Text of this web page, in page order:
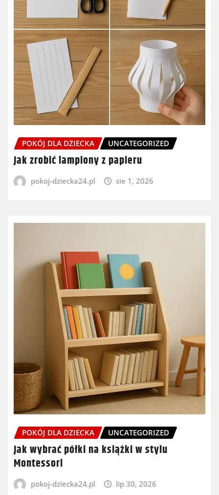
POKÓJ DLA DZIECKA UNCATEGORIZED
Jak zrobić lampiony z papieru
pokoj-dziecka24.pl sie 1, 2026
POKÓJ DLA DZIECKA UNCATEGORIZED
Jak wybrać półki na książki w stylu
Montessori
pokoj-dziecka24.pl lip 30, 2026